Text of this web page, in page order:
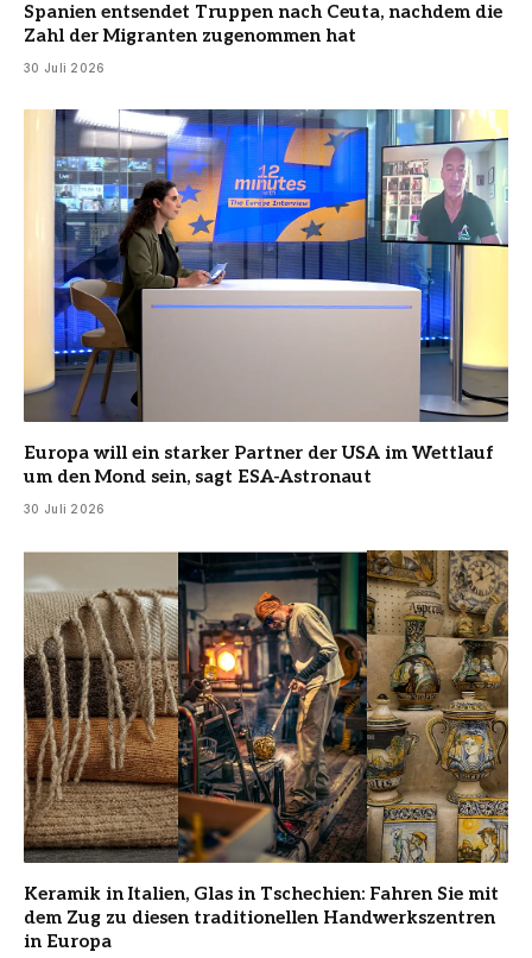
Spanien entsendet Truppen nach Ceuta, nachdem die
Zahl der Migranten zugenommen hat
30 Juli 2026
Europa will ein starker Partner der USA im Wettlauf
um den Mond sein, sagt ESA-Astronaut
30 Juli 2026
Keramik in Italien, Glas in Tschechien: Fahren Sie mit
dem Zug zu diesen traditionellen Handwerkszentren
in Europa